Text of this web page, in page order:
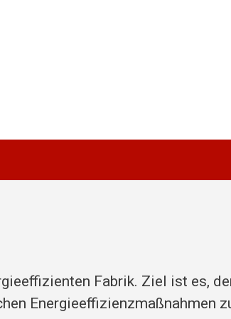
Fabrik. Ziel ist es,
Energieeffizienzmaßnahmen